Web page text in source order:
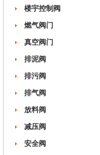
楼宇控制阀
燃气阀门
真空阀门
排泥阀
排污阀
排气阀
放料阀
减压阀
安全阀